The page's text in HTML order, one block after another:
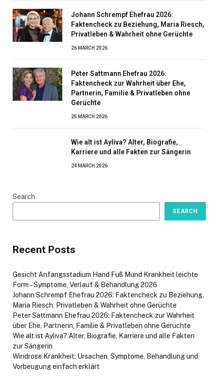
Johann Schrempf Ehefrau 2026:
Faktencheck zu Beziehung, Maria Riesch,
Privatleben & Wahrheit ohne Gerüchte
26 MARCH 2026
Peter Sattmann Ehefrau 2026:
Faktencheck zur Wahrheit über Ehe,
Partnerin, Familie & Privatleben ohne
Gerüchte
25 MARCH 2026
Wie alt ist Ayliva? Alter, Biografie,
Karriere und alle Fakten zur Sängerin
24 MARCH 2026
Search
SEARCH
Recent Posts
Gesicht Anfangsstadium Hand Fuß Mund Krankheit leichte
Form – Symptome, Verlauf & Behandlung 2026
Johann Schrempf Ehefrau 2026: Faktencheck zu Beziehung,
Maria Riesch, Privatleben & Wahrheit ohne Gerüchte
Peter Sattmann Ehefrau 2026: Faktencheck zur Wahrheit
über Ehe, Partnerin, Familie & Privatleben ohne Gerüchte
Wie alt ist Ayliva? Alter, Biografie, Karriere und alle Fakten
zur Sängerin
Windrose Krankheit: Ursachen, Symptome, Behandlung und
Vorbeugung einfach erklärt